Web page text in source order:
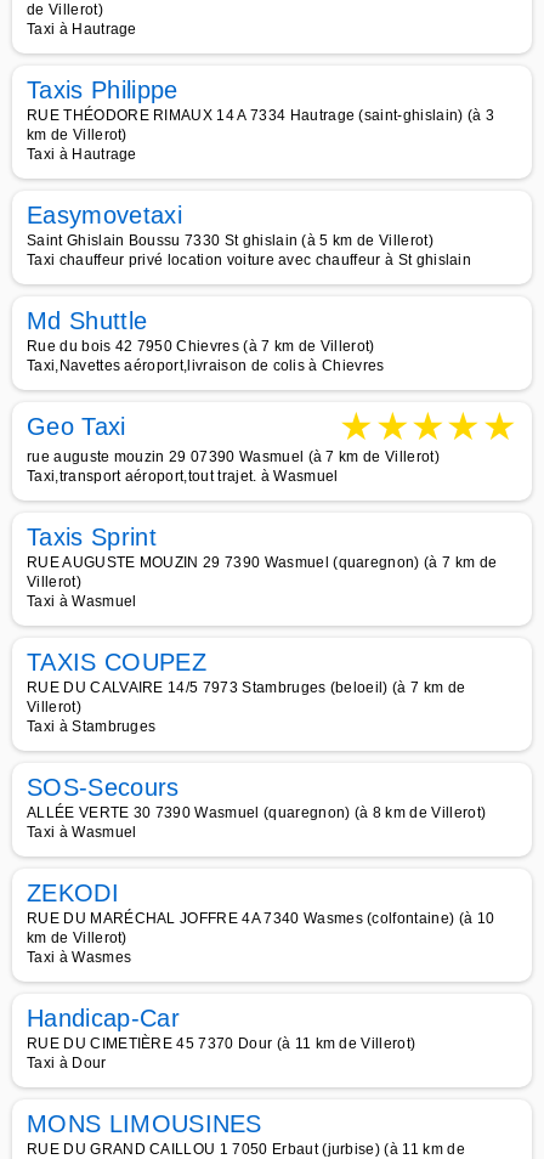
de Villerot)
Taxi à Hautrage
Taxis Philippe
RUE THÉODORE RIMAUX 14 A 7334 Hautrage (saint-ghislain) (à 3
km de Villerot)
Taxi à Hautrage
Easymovetaxi
Saint Ghislain Boussu 7330 St ghislain (à 5 km de Villerot)
Taxi chauffeur privé location voiture avec chauffeur à St ghislain
Md Shuttle
Rue du bois 42 7950 Chievres (à 7 km de Villerot)
Taxi,Navettes aéroport,livraison de colis à Chievres
Geo Taxi ★★★★★
rue auguste mouzin 29 07390 Wasmuel (à 7 km de Villerot)
Taxi,transport aéroport,tout trajet. à Wasmuel
Taxis Sprint
RUE AUGUSTE MOUZIN 29 7390 Wasmuel (quaregnon) (à 7 km de
Villerot)
Taxi à Wasmuel
TAXIS COUPEZ
RUE DU CALVAIRE 14/5 7973 Stambruges (beloeil) (à 7 km de
Villerot)
Taxi à Stambruges
SOS-Secours
ALLÉE VERTE 30 7390 Wasmuel (quaregnon) (à 8 km de Villerot)
Taxi à Wasmuel
ZEKODI
RUE DU MARÉCHAL JOFFRE 4A 7340 Wasmes (colfontaine) (à 10
km de Villerot)
Taxi à Wasmes
Handicap-Car
RUE DU CIMETIÈRE 45 7370 Dour (à 11 km de Villerot)
Taxi à Dour
MONS LIMOUSINES
RUE DU GRAND CAILLOU 1 7050 Erbaut (jurbise) (à 11 km de